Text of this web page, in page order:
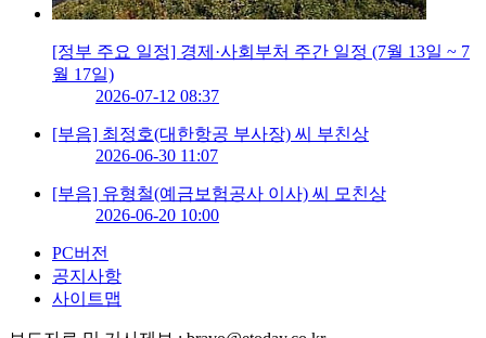
[정부 주요 일정] 경제·사회부처 주간 일정 (7월 13일 ~ 7
월 17일)
2026-07-12 08:37
[부음] 최정호(대한항공 부사장) 씨 부친상
2026-06-30 11:07
[부음] 유형철(예금보험공사 이사) 씨 모친상
2026-06-20 10:00
PC버전
공지사항
사이트맵